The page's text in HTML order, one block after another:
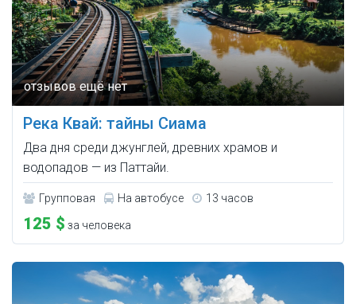
Река Квай: тайны Сиама
Два дня среди джунглей, древних храмов и
водопадов — из Паттайи.
Групповая На автобусе 13 часов
125 $ за человека